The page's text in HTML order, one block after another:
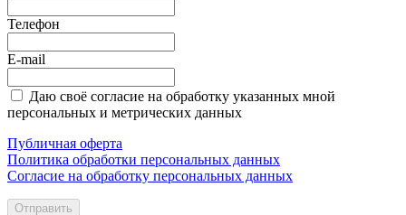
Телефон
E-mail
Даю своё согласие на обработку указанных мной
персональных и метрических данных
Публичная оферта
Политика обработки персональных данных
Согласие на обработку персональных данных
Отправить